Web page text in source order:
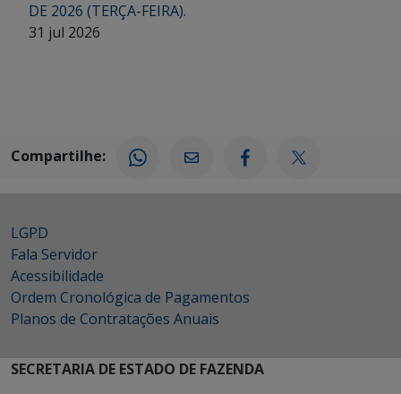
DE 2026 (TERÇA-FEIRA).
31 jul 2026
Compartilhe:
LGPD
Fala Servidor
Acessibilidade
Ordem Cronológica de Pagamentos
Planos de Contratações Anuais
SECRETARIA DE ESTADO DE FAZENDA